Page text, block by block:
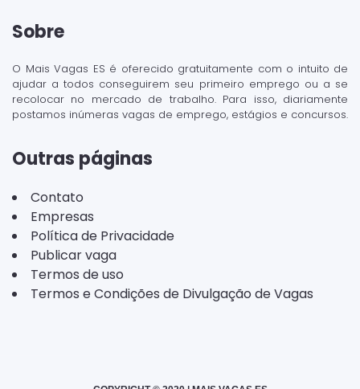
Sobre
O Mais Vagas ES é oferecido gratuitamente com o intuito de
ajudar a todos conseguirem seu primeiro emprego ou a se
recolocar no mercado de trabalho. Para isso, diariamente
postamos inúmeras vagas de emprego, estágios e concursos.
Outras páginas
Contato
Empresas
Política de Privacidade
Publicar vaga
Termos de uso
Termos e Condições de Divulgação de Vagas